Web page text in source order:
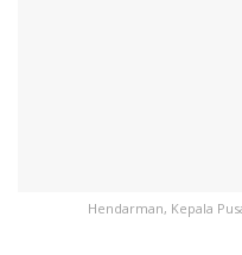
Hendarman, Kepala